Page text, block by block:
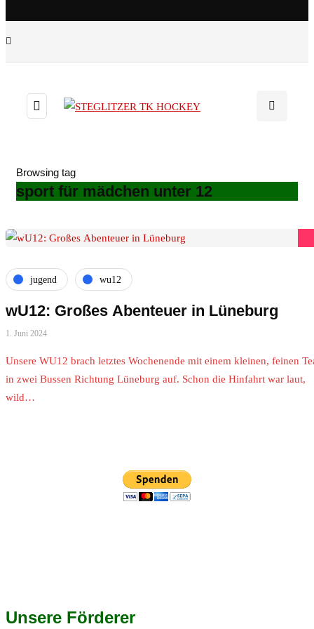
Browsing tag
sport für mädchen unter 12
jugend wu12
wU12: Großes Abenteuer in Lüneburg
1. Juni 2024
Unsere WU12 brach letztes Wochenende mit einem kleinen, feinen
in zwei Bussen Richtung Lüneburg auf. Schon die Hinfahrt war laut,
wild…
Unsere Förderer